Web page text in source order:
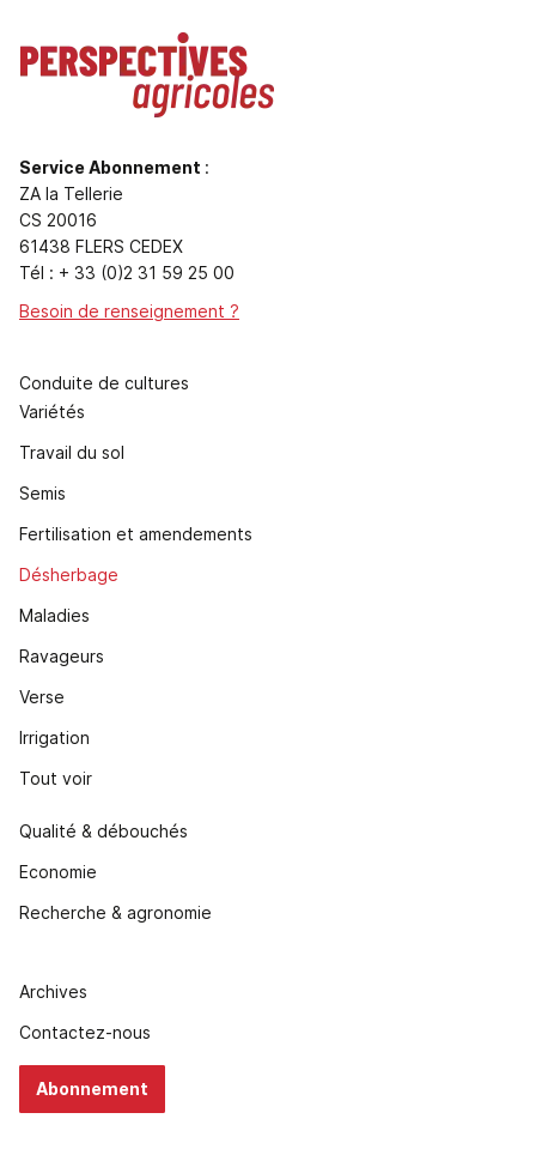
Service Abonnement :
ZA la Tellerie
CS 20016
61438 FLERS CEDEX
Tél : + 33 (0)2 31 59 25 00
Besoin de renseignement ?
Conduite de cultures
Variétés
Travail du sol
Semis
Fertilisation et amendements
Désherbage
Maladies
Ravageurs
Verse
Irrigation
Tout voir
Qualité & débouchés
Economie
Recherche & agronomie
Archives
Contactez-nous
Abonnement